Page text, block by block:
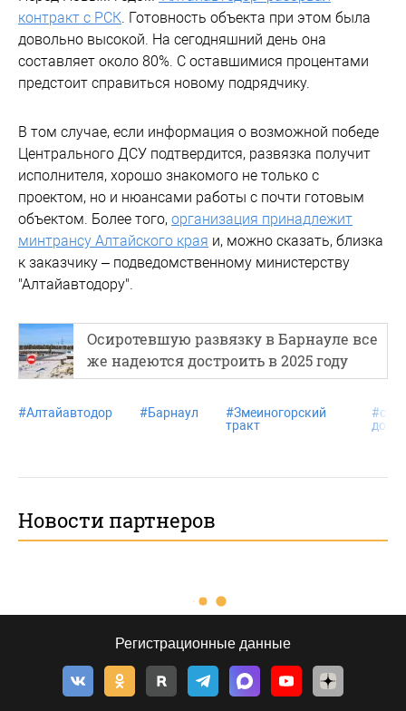
контракт с РСК . Готовность объекта при этом была
довольно высокой. На сегодняшний день она
составляет около 80%. С оставшимися процентами
предстоит справиться новому подрядчику.
В том случае, если информация о возможной победе
Центрального ДСУ подтвердится, развязка получит
исполнителя, хорошо знакомого не только с
проектом, но и нюансами работы с почти готовым
объектом. Более того, организация принадлежит
минтрансу Алтайского края и, можно сказать, близка
к заказчику – подведомственному министерству
"Алтайавтодору".
Осиротевшую развязку в Барнауле все
же надеются достроить в 2025 году
#Алтайавтодор #Барнаул #Змеиногорский
тракт
#
дорог
Новости партнеров
Регистрационные данные